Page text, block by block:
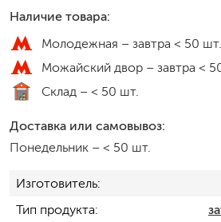
Наличие товара:
Молодежная – завтра < 50 шт.
Можайский двор – завтра <
Склад – < 50 шт.
Доставка или самовывоз:
Понедельник – < 50 шт.
Изготовитель
Тип продукта